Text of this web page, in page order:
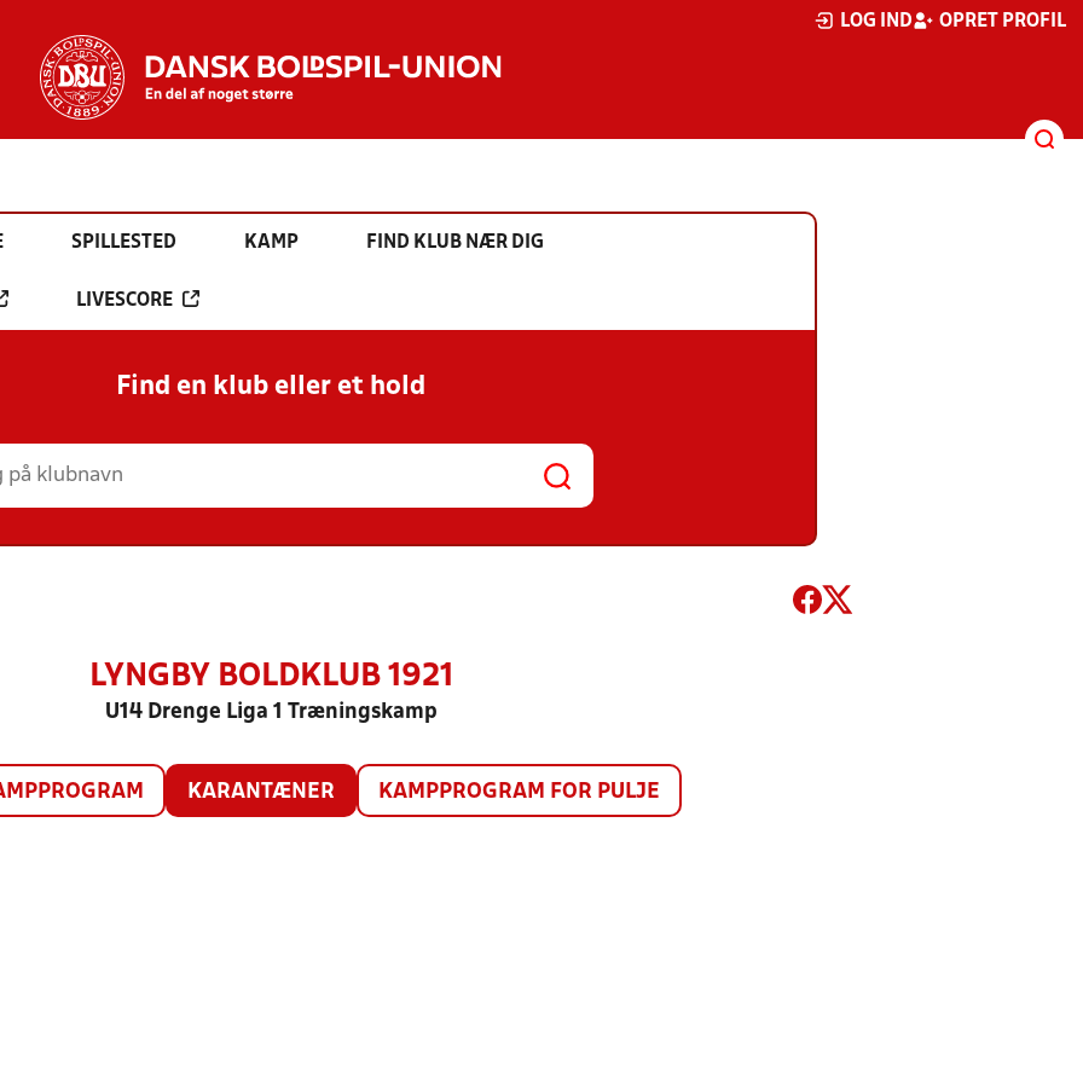
LOG IND OPRET PROFIL
SPILLESTED KAMP FIND KLUB NÆR DIG
LIVESCORE
Find en klub eller et hold
LYNGBY BOLDKLUB 1921
U14 Drenge Liga 1 Træningskamp
KARANTÆNER KAMPPROGRAM FOR PULJE